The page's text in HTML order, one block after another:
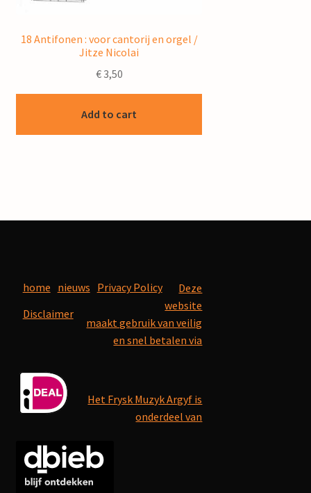
18 Antifonen : voor cantorij en orgel /
Jitze Nicolai
€3,50
Add to cart
home nieuws Privacy Policy
Disclaimer
Deze
website
maakt gebruik van veilig
en snel betalen via
Het Frysk Muzyk Argyf is
onderdeel van